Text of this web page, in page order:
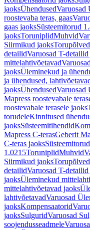
jaoksÜhendusedVaruosad
roostevaba teras, gaas
gaas jaoksSüsteemitorud
jaoksToruniplidMuhvid
Siirmikud jaoksTorupõlved
detailidVaruosad T-
mittelahtivõetavad
jaoksÜleminekud ja
ja ühendused,
jaoksÜhendusedVaruosad
Mapress roostevabale
roostevabale terasele jaoks
torudeleKinnitused
jaoksSüsteemitihendid
Mapress C-terasGeberit
C-teras jaoks
1.0215ToruniplidMuhvid
Siirmikud jaoksTorupõlved
detailidVaruosad T-
jaoksÜleminekud
mittelahtivõetavad jaoks
lahtivõetavadVaruosad
jaoksKompensaatorid
jaoksSulguridVaruosad
soojendusseadmele